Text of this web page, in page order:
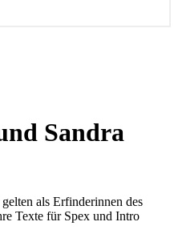
Sandra
als Erfinderinnen des
Texte für Spex und Intro